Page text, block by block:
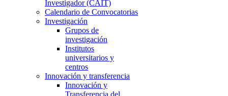
Investigador (CAIT)
Calendario de Convocatorias
Investigación
Grupos de
investigación
Institutos
universitarios y
centros
Innovación y transferencia
Innovación y